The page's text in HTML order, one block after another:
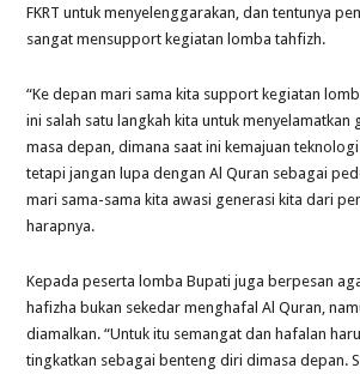
FKRT untuk menyelenggarakan, dan tentunya
sangat mensupport kegiatan lomba tahfizh.
“Ke depan mari sama kita support kegiatan
ini salah satu langkah kita untuk menyelamatkan
masa depan, dimana saat ini kemajuan
tetapi jangan lupa dengan Al Quran sebagai
mari sama-sama kita awasi generasi kita dari
harapnya.
Kepada peserta lomba Bupati juga berpesan
hafizha bukan sekedar menghafal Al Quran,
diamalkan. “Untuk itu semangat dan hafalan
tingkatkan sebagai benteng diri dimasa depan.